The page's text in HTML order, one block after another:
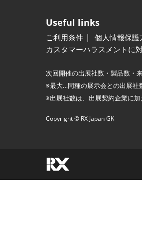
Useful links
ご利用条件 個人情報保護
カスタマーハラスメントに
次回開催の出展社数・製品数・
※最大…同種の展示会との出展社
※出展社数は、出展契約企業に
Copyright © RX Japan GK